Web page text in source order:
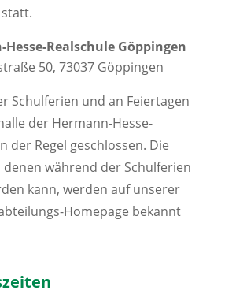
Realschule Göppingen
50, 73037 Göppingen
Schulferien und an Feiertagen
der Hermann-Hesse-
der Regel geschlossen. Die
denen während der Schulferien
kann, werden auf unserer
Homepage bekannt